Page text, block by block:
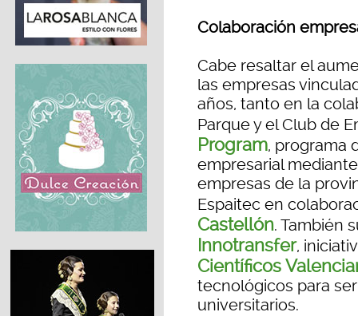
Colaboración
Cabe resaltar el
las empresas
años, tanto en la
Parque y el Club de
Program, programa
empresarial
empresas de la
Espaitec en
Castellón. También
Innotransfer,
Científicos
tecnológicos para
universitarios.